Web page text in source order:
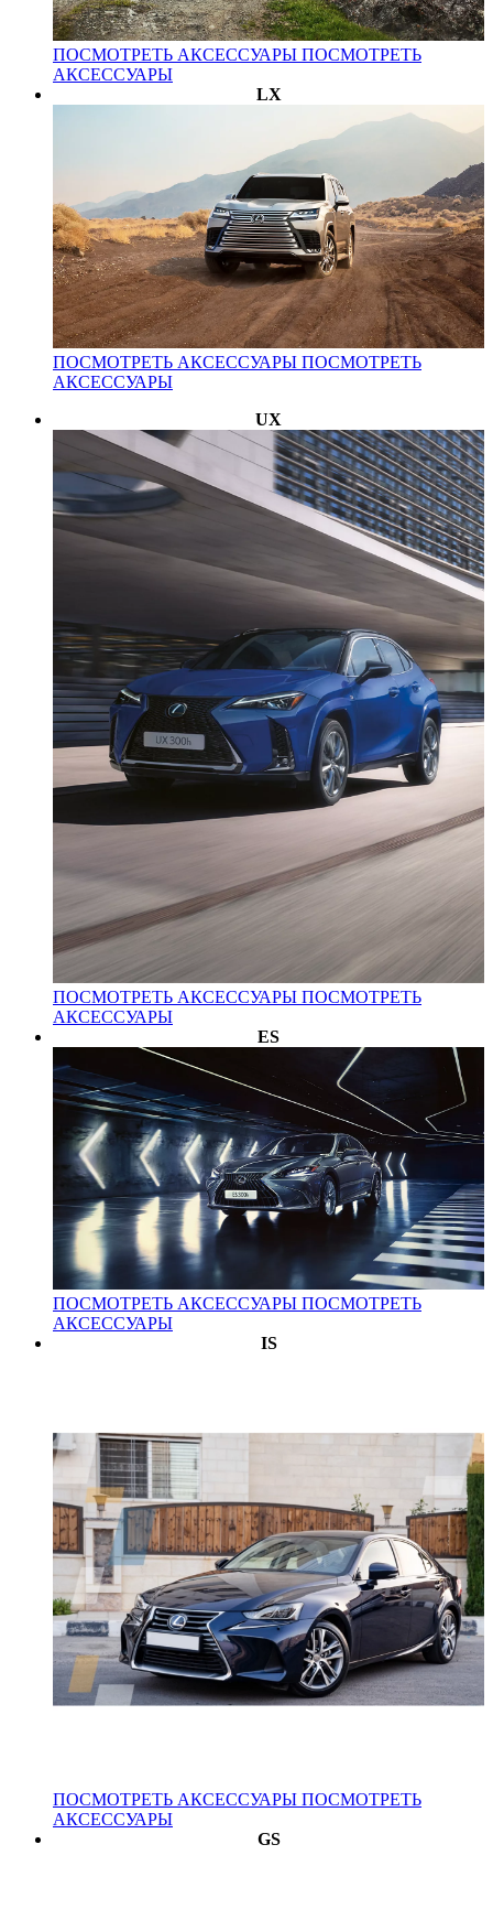
ПОСМОТРЕТЬ АКСЕССУАРЫ ПОСМОТРЕТЬ
АКСЕССУАРЫ
LX
ПОСМОТРЕТЬ АКСЕССУАРЫ ПОСМОТРЕТЬ
АКСЕССУАРЫ
UX
ПОСМОТРЕТЬ АКСЕССУАРЫ ПОСМОТРЕТЬ
АКСЕССУАРЫ
ES
ПОСМОТРЕТЬ АКСЕССУАРЫ ПОСМОТРЕТЬ
АКСЕССУАРЫ
IS
ПОСМОТРЕТЬ АКСЕССУАРЫ ПОСМОТРЕТЬ
АКСЕССУАРЫ
GS